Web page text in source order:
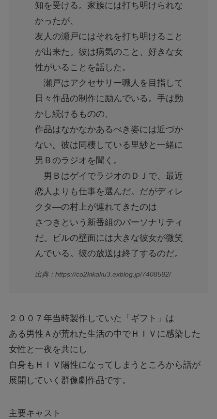
知を受ける。家族には打ち明けられな
かったが、
友人の瀬戸にはそれを打ち明けること
が出来た。彼は病気のこと、好きな女
性がいることを話した。
瀬戸はアクセサリー職人を目指して
日々作品の制作に励んでいる。手は動
かし続けるものの、
作品はなかなかあるべき姿には近づか
ない。彼は同棲している里紗と一緒に
男Ｂのラジオを聞く。
男ＢはゲイでラジオのＤＪで、最近
恋人よりも仕事を選んだ。だがディレ
クタ—の村上が連れてきたのは
さつきという新番組のパーソナリティ
だ。ビルの壁面には大きな彼女が微笑
んでいる。彼の放送は終了するのだ。
出典：https://co2kikaku3.exblog.jp/7408592/
２００７年当時製作していた「ギフト」は
ある男性Ａが荒れた生活の中でＨＩＶに感染した
女性と一夜を共にし
自身もＨＩＶ陽性になってしまうところから話が
展開していく群像劇作品です。
主要キャスト